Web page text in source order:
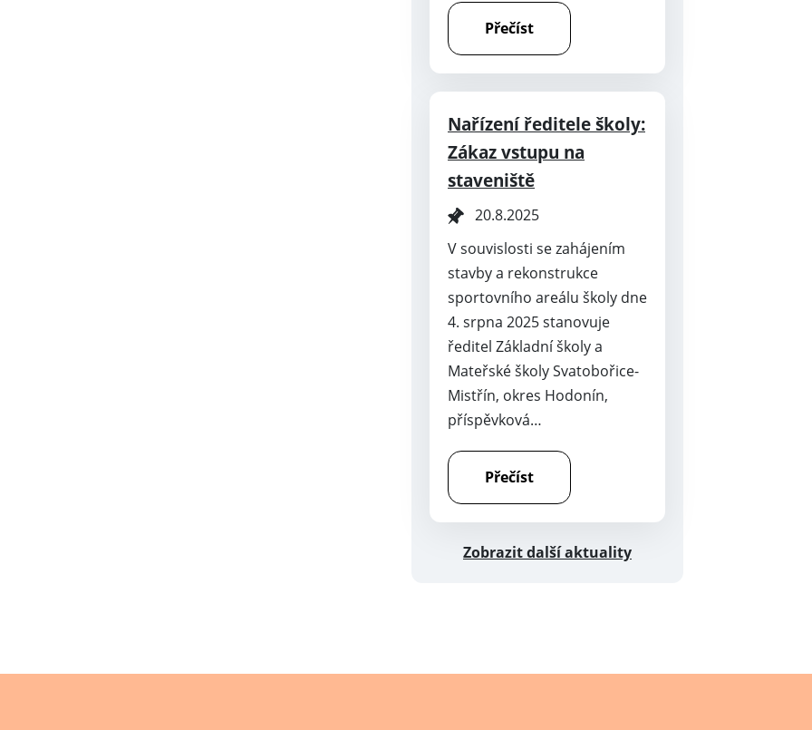
Přečíst
Nařízení ředitele školy:
Zákaz vstupu na
staveniště
20.8.2025
V souvislosti se zahájením
stavby a rekonstrukce
sportovního areálu školy dne
4. srpna 2025 stanovuje
ředitel Základní školy a
Mateřské školy Svatobořice-
Mistřín, okres Hodonín,
příspěvková…
Přečíst
Zobrazit další aktuality